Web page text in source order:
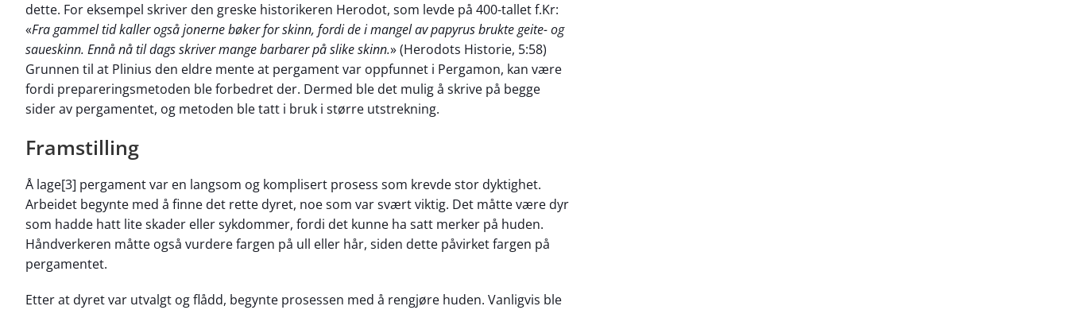
dette. For eksempel skriver den greske historikeren Herodot, som levde på 400-tallet f.Kr:
«Fra gammel tid kaller også jonerne bøker for skinn, fordi de i mangel av papyrus brukte geite- og
saueskinn. Ennå nå til dags skriver mange barbarer på slike skinn.» (Herodots Historie, 5:58)
Grunnen til at Plinius den eldre mente at pergament var oppfunnet i Pergamon, kan være
fordi prepareringsmetoden ble forbedret der. Dermed ble det mulig å skrive på begge
sider av pergamentet, og metoden ble tatt i bruk i større utstrekning.
Framstilling
Å lage[3] pergament var en langsom og komplisert prosess som krevde stor dyktighet.
Arbeidet begynte med å finne det rette dyret, noe som var svært viktig. Det måtte være dyr
som hadde hatt lite skader eller sykdommer, fordi det kunne ha satt merker på huden.
Håndverkeren måtte også vurdere fargen på ull eller hår, siden dette påvirket fargen på
pergamentet.
Etter at dyret var utvalgt og flådd, begynte prosessen med å rengjøre huden. Vanligvis ble